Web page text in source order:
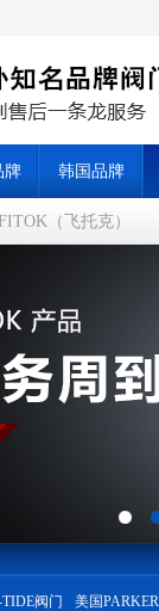
（飞托克）
牌 韩国品牌
阀门 美国